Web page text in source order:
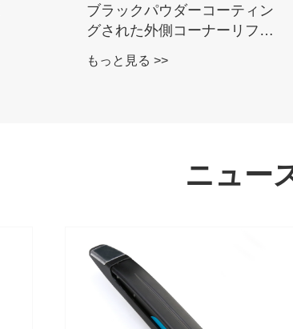
ブラックパウダーコーティン
グされた外側コーナーリフト
もっと見る >>
ニュー